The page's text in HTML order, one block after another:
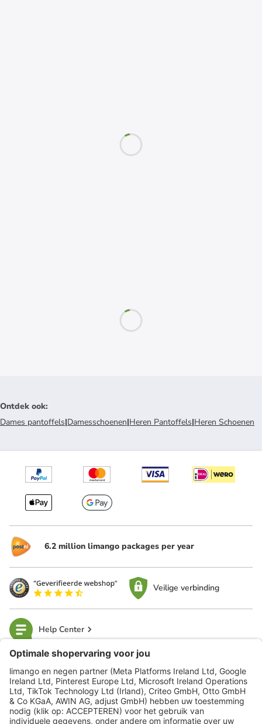
Ontdek ook:
Dames pantoffels|Damesschoenen|Heren Pantoffels|Heren Schoenen
6.2 million limango packages per year
Veilige verbinding
Help Center
limango
Veilig winkelen